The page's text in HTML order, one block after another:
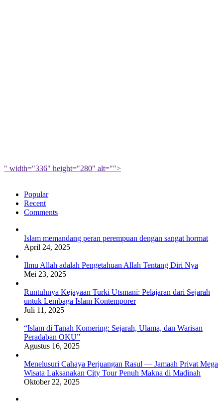
" width="336" height="280" alt="">
Popular
Recent
Comments
Islam memandang peran perempuan dengan sangat hormat
April 24, 2025
Ilmu Allah adalah Pengetahuan Allah Tentang Diri Nya
Mei 23, 2025
Runtuhnya Kejayaan Turki Utsmani: Pelajaran dari Sejarah
untuk Lembaga Islam Kontemporer
Juli 11, 2025
“Islam di Tanah Komering: Sejarah, Ulama, dan Warisan
Peradaban OKU”
Agustus 16, 2025
Menelusuri Cahaya Perjuangan Rasul — Jamaah Privat Mega
Wisata Laksanakan City Tour Penuh Makna di Madinah
Oktober 22, 2025